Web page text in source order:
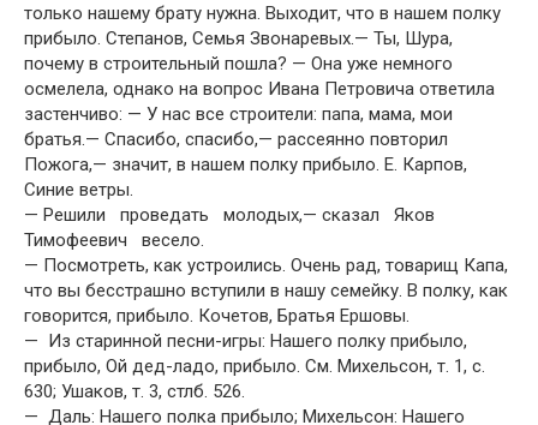
только нашему брату нужна. Выходит, что в нашем полку
прибыло. Степанов, Семья Звонаревых.— Ты, Шура,
почему в строительный пошла? — Она уже немного
осмелела, однако на вопрос Ивана Петровича ответила
застенчиво: — У нас все строители: папа, мама, мои
братья.— Спасибо, спасибо,— рассеянно повторил
Пожога,— значит, в нашем полку прибыло. Е. Карпов,
Синие ветры.
— Решили проведать молодых,— сказал Яков
Тимофеевич весело.
— Посмотреть, как устроились. Очень рад, товарищ Капа,
что вы бесстрашно вступили в нашу семейку. В полку, как
говорится, прибыло. Кочетов, Братья Ершовы.
— Из старинной песни-игры: Нашего полку прибыло,
прибыло, Ой дед-ладо, прибыло. См. Михельсон, т. 1, с.
630; Ушаков, т. 3, стлб. 526.
— Даль: Нашего полка прибыло; Михельсон: Нашего